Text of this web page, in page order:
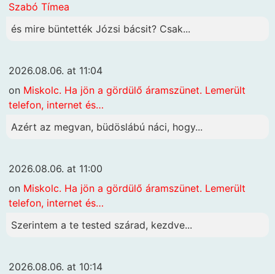
Szabó Tímea
és mire büntették Józsi bácsit? Csak...
2026.08.06. at 11:04
on Miskolc. Ha jön a gördülő áramszünet. Lemerült
telefon, internet és…
Azért az megvan, büdöslábú náci, hogy...
2026.08.06. at 11:00
on Miskolc. Ha jön a gördülő áramszünet. Lemerült
telefon, internet és…
Szerintem a te tested szárad, kezdve...
2026.08.06. at 10:14